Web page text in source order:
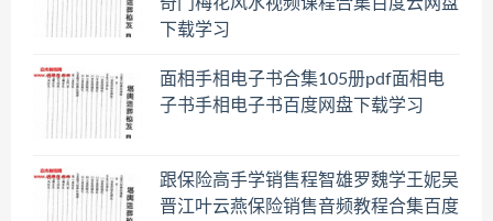
下载学习
面相手相电子书合集105册pdf面相电
子书手相电子书百度网盘下载学习
跟保险高手学销售程智雄罗魏学王妮吴
晋江叶云燕保险销售音频教程合集百度